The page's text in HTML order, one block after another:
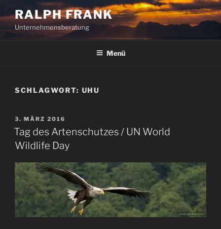
Inhalt
springen
RALPH FRANK
Unternehmensberatung
Menü
SCHLAGWORT: UHU
VERÖFFENTLICHT
AM
3. MÄRZ 2016
Tag des Artenschutzes / UN World
Wildlife Day